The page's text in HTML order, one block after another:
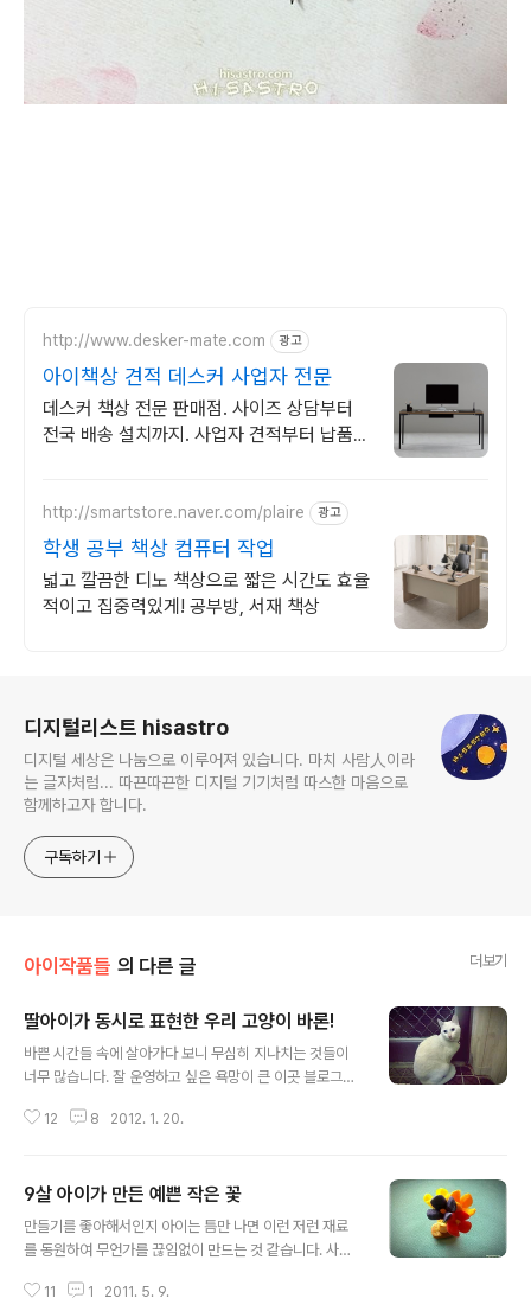
http://www.desker-mate.com 광고
아이책상 견적 데스커 사업자 전문
데스커 책상 전문 판매점. 사이즈 상담부터
전국 배송 설치까지. 사업자 견적부터 납품
http://smartstore.naver.com/plaire 광고
학생 공부 책상 컴퓨터 작업
넓고 깔끔한 디노 책상으로 짧은 시간도 효율
적이고 집중력있게! 공부방, 서재 책상
디지털리스트 hisastro
디지털 세상은 나눔으로 이루어져 있습니다. 마치 사람人이라
는 글자처럼... 따끈따끈한 디지털 기기처럼 따스한 마음으로
함께하고자 합니다.
구독하기
아이작품들 의 다른 글 더보기
딸아이가 동시로 표현한 우리 고양이 바론!
바쁜 시간들 속에 살아가다 보니 무심히 지나치는 것들이
너무 많습니다. 잘 운영하고 싶은 욕망이 큰 이곳 블로그도
는 것으로 이건 블로그에 기록으로 남기지 않으면 후회할
하얀색 바탕엔 고양이로 보이는 스케치와 함께 무엇인가
글귀가 쓰여져 있었습니다. 딱 보아도 딸아이의 작품?임을
알 수 있었습니다. 바로 관심모드로 전환하고 글 내용과 그
다. ^^ 백작부인 우리집에서 살고 있어하얀 백작부인이 신
12 8 2012. 1. 20.
9살 아이가 만든 예쁜 작은 꽃
만들기를 좋아해서인지 아이는 틈만 나면 이런 저런 재료
를 동원하여 무언가를 끊임없이 만드는 것 같습니다. 사실
이는 자주 아빠의 블로그에 소개해주었으면 하는 바램을
11 1 2011. 5. 9.